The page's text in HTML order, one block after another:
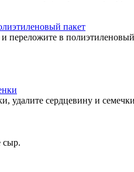
и переложите в
удалите сердцевину и
сыр.